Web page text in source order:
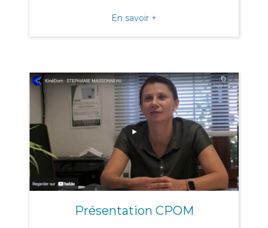
En savoir +
Présentation CPOM